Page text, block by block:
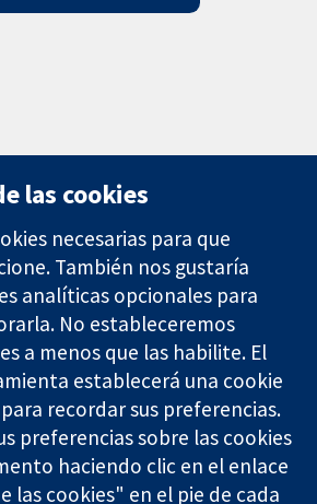
11-13 Cavendish
Square
Londres
W1G 0AN
Reino Unido
Contacto
Noticias
Prensa
Sobre
nosotros
Empleo
Cochrane
Library
las cookies
necesarias para que
También nos gustaría
analíticas opcionales para
No estableceremos
a menos que las habilite. El
establecerá una cookie
recordar sus preferencias.
preferencias sobre las cookies
haciendo clic en el enlace
las cookies" en el pie de cada